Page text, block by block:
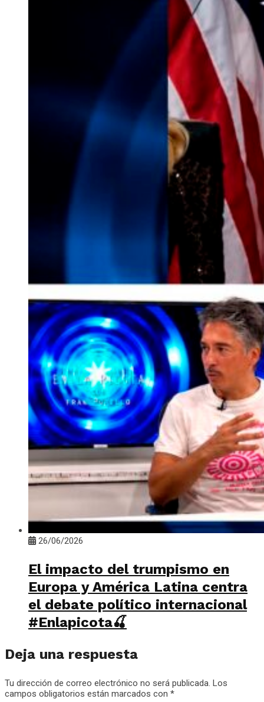
26/06/2026
El impacto del trumpismo en
Europa y América Latina centra
el debate político internacional
#Enlapicota🍒
Deja una respuesta
Tu dirección de correo electrónico no será publicada. Los
campos obligatorios están marcados con *